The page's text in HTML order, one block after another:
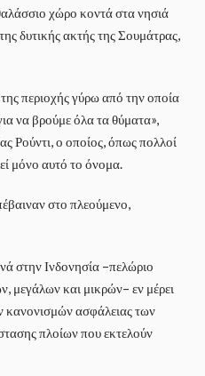
χώρο κοντά στα νησιά
δυτικής ακτής της Σουμάτρας,
περιοχής γύρω από την οποία
να βρούμε όλα τα θύματα»,
Ρούντι, ο οποίος, όπως πολλοί
μόνο αυτό το όνομα.
στο πλεούμενο,
στην Ινδονησία –πελώριο
μεγάλων και μικρών– εν μέρει
κανονισμών ασφάλειας των
πλοίων που εκτελούν